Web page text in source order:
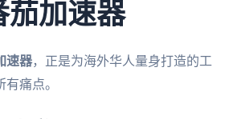
茄加速器
速器，正是为海外华人量身打造的工
痛点。